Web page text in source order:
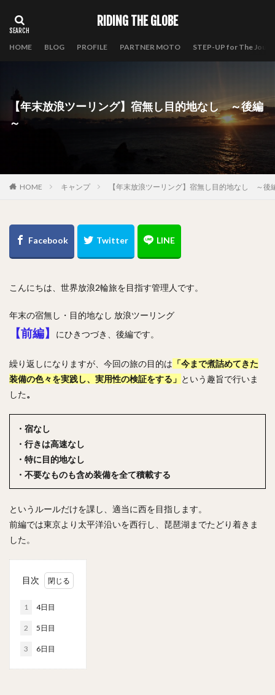
RIDING THE GLOBE
HOME BLOG PROFILE PARTNER MOTO STEP-UP for The
【年末放浪ツーリング】宿無し目的地なし ～後編
～
HOME キャンプ 【年末放浪ツーリング】宿無し目的地なし ～後
こんにちは、世界放浪2輪旅を目指す管理人です。
年末の宿無し・目的地なし 放浪ツーリング
【前編】 にひきつづき、後編です。
繰り返しになりますが、今回の旅の目的は 「今まで煮詰めてきた
装備の色々を実践し、実用性の検証をする」 という趣旨で行いま
した。
・宿なし
・行きは高速なし
・特に目的地なし
・不要なものも含め装備を全て積載する
というルールだけを課し、適当に西を目指します。
前編では東京より太平洋沿いを西行し、琵琶湖までたどり着きま
した。
目次
1 4日目
2 5日目
3 6日目